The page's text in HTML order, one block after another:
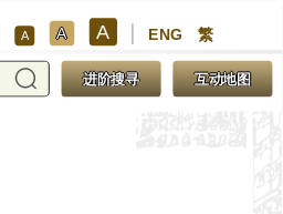
A A A ENG 繁
进阶搜寻 互动地图